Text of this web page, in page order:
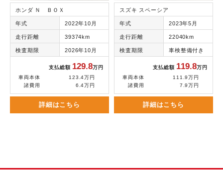
ホンダ Ｎ ＢＯＸ
年式 2022年10月
走行距離 39374km
検査期限 2026年10月
支払総額 129.8万円
車両本体
123.4万円
諸費用
6.4万円
詳細はこちら
スズキ スペーシア
年式 2023年5月
走行距離 22040km
検査期限 車検整備付き
支払総額 119.8万円
車両本体
111.9万円
諸費用
7.9万円
詳細はこちら